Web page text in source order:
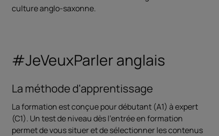
culture anglo-saxonne.
#JeVeuxParler anglais
La méthode d'apprentissage
La formation est conçue pour débutant (A1) à expert
(C1). Un test de niveau dès l’entrée en formation
permet de vous situer et de sélectionner les contenus